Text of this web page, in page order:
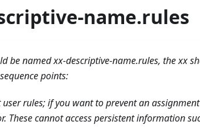
name.rules
be named xx-descriptive-name.rules, the xx
points:
user rules; if you want to prevent an
These cannot access persistent information